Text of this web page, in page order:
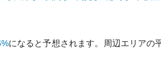
になると予想されます。周辺エリアの